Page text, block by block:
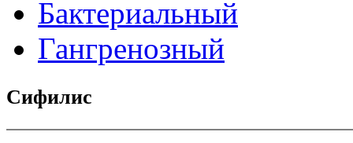
Бактериальный
Гангренозный
Сифилис